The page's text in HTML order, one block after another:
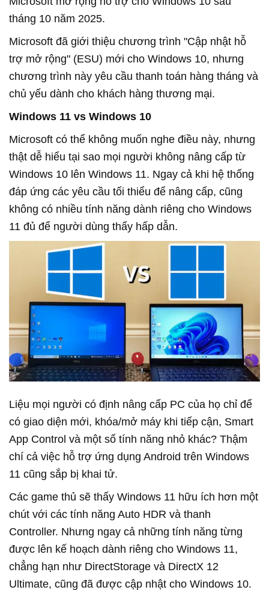
tháng 10 năm 2025.
Microsoft đã giới thiệu chương trình "Cập nhật hỗ
trợ mở rộng" (ESU) mới cho Windows 10, nhưng
chương trình này yêu cầu thanh toán hàng tháng và
chủ yếu dành cho khách hàng thương mại.
Windows 11 vs Windows 10
Microsoft có thể không muốn nghe điều này, nhưng
thật dễ hiểu tại sao mọi người không nâng cấp từ
Windows 10 lên Windows 11. Ngay cả khi hệ thống
đáp ứng các yêu cầu tối thiểu để nâng cấp, cũng
không có nhiều tính năng dành riêng cho Windows
11 đủ để người dùng thấy hấp dẫn.
Liệu mọi người có định nâng cấp PC của họ chỉ để
có giao diện mới, khóa/mở máy khi tiếp cận, Smart
App Control và một số tính năng nhỏ khác? Thậm
chí cả việc hỗ trợ ứng dụng Android trên Windows
11 cũng sắp bị khai tử.
Các game thủ sẽ thấy Windows 11 hữu ích hơn một
chút với các tính năng Auto HDR và thanh
Controller. Nhưng ngay cả những tính năng từng
được lên kế hoạch dành riêng cho Windows 11,
chẳng hạn như DirectStorage và DirectX 12
Ultimate, cũng đã được cập nhật cho Windows 10.